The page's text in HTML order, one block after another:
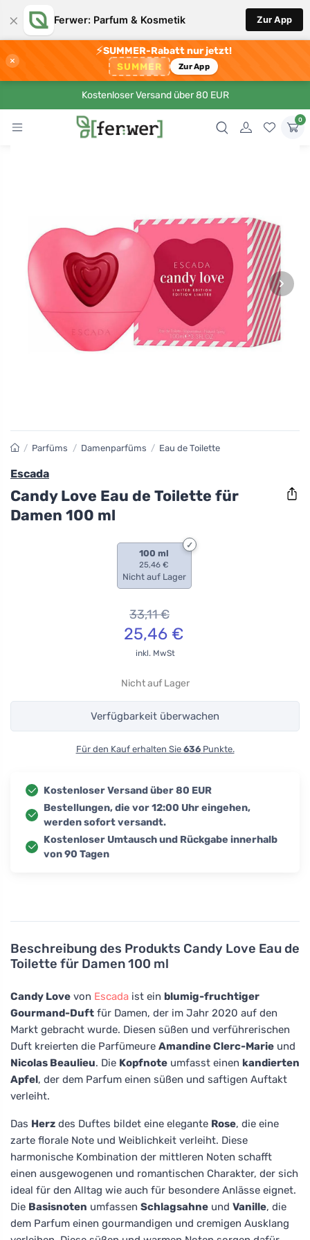
× Ferwer: Parfum & Kosmetik Zur App
×
⚡SUMMER-Rabatt nur jetzt!
SUMMER Zur App
Kostenloser Versand über 80 EUR
0
›
Beschreibung des Produkts Candy Love Eau de
Toilette für Damen 100 ml
Candy Love von Escada ist ein blumig-fruchtiger
Gourmand-Duft für Damen, der im Jahr 2020 auf den
Markt gebracht wurde. Diesen süßen und verführerischen
Duft kreierten die Parfümeure Amandine Clerc-Marie und
Nicolas Beaulieu. Die Kopfnote umfasst einen kandierten
Apfel, der dem Parfum einen süßen und saftigen Auftakt
verleiht.
Das Herz des Duftes bildet eine elegante Rose, die eine
zarte florale Note und Weiblichkeit verleiht. Diese
harmonische Kombination der mittleren Noten schafft
einen ausgewogenen und romantischen Charakter, der sich
ideal für den Alltag wie auch für besondere Anlässe eignet.
Die Basisnoten umfassen Schlagsahne und Vanille, die
dem Parfum einen gourmandigen und cremigen Ausklang
/ Parfüms / Damenparfüms / Eau de Toilette
Escada
Candy Love Eau de Toilette für
Damen 100 ml
100 ml
25,46 €
Nicht auf Lager
33,11€
25,46 €
inkl. MwSt
Nicht auf Lager
Verfügbarkeit überwachen
Für den Kauf erhalten Sie 636Punkte.
Kostenloser Versand über 80 EUR
Bestellungen, die vor 12:00 Uhr eingehen,
werden sofort versandt.
Kostenloser Umtausch und Rückgabe innerhalb
von 90 Tagen